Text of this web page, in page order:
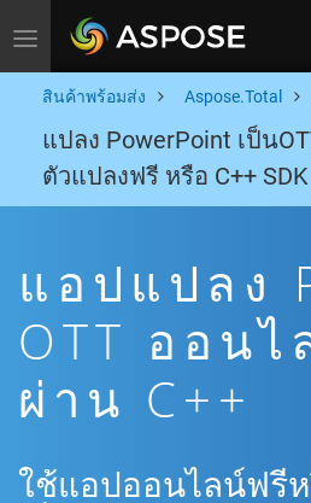
Toggle navigation
สินค้าพร้อมส่ง Aspose.Total
แปลง PowerPoint เป็น
ตัวแปลงฟรี หรือ C++ SDK
แอปแปลง
OTT ออน
ผ่าน C++
ใช้แอปออนไลน์ฟรีห